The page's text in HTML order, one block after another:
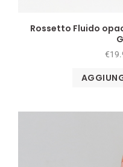
Rossetto Fluido
€